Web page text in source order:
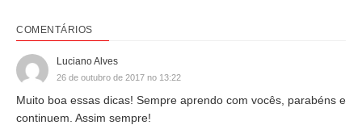
COMENTÁRIOS
Luciano Alves
26 de outubro de 2017 no 13:22
Muito boa essas dicas! Sempre aprendo com vocês, parabéns e
continuem. Assim sempre!